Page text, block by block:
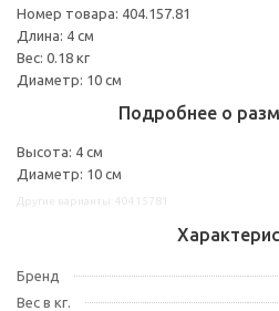
Номер товара: 404.157.81
Длина: 4 см
Вес: 0.18 кг
Диаметр: 10 см
Подробнее о
Высота: 4 см
Диаметр: 10 см
Бренд
Вес в кг.